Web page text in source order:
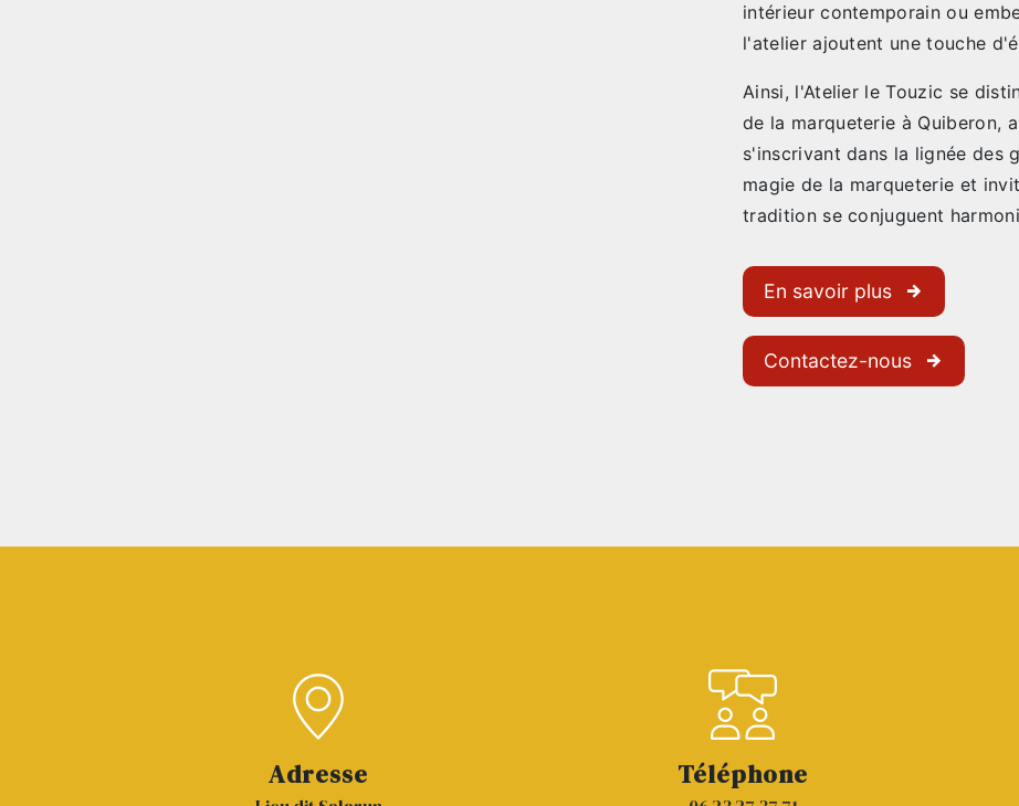
intérieur contemporain ou
l'atelier ajoutent une touche
Ainsi, l'Atelier le Touzic se
de la marqueterie à Quiberon,
s'inscrivant dans la lignée des
magie de la marqueterie et
tradition se conjuguent
En savoir plus
Contactez-nous
Adresse Téléphone